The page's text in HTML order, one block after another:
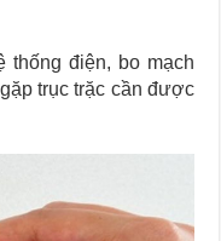
thống điện, bo mạch
trục trặc cần được